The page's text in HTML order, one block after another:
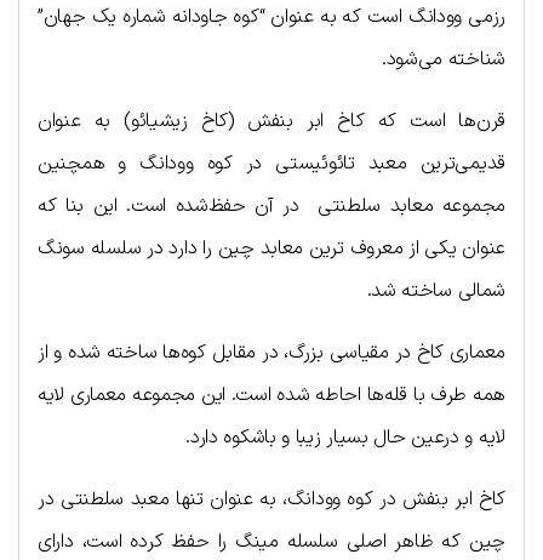
رزمی وودانگ است که به عنوان “کوه جاودانه شماره یک جهان”
شناخته می‌شود.
قرن‌ها است که کاخ ابر ​​بنفش (کاخ زیشیائو) به عنوان
قدیمی‌ترین معبد تائوئیستی در کوه وودانگ و همچنین
مجموعه معابد سلطنتی در آن حفظ‌شده است. این بنا که
عنوان یکی از معروف ترین معابد چین را دارد در سلسله سونگ
شمالی ساخته شد.
معماری کاخ در مقیاسی بزرگ، در مقابل کوه‌ها ساخته شده و از
همه طرف با قله‌ها احاطه شده است. این مجموعه معماری لایه
لایه و درعین حال بسیار زیبا و باشکوه دارد.
کاخ ابر ​​بنفش در کوه وودانگ، به عنوان تنها معبد سلطنتی در
چین که ظاهر اصلی سلسله مینگ را حفظ کرده است، دارای